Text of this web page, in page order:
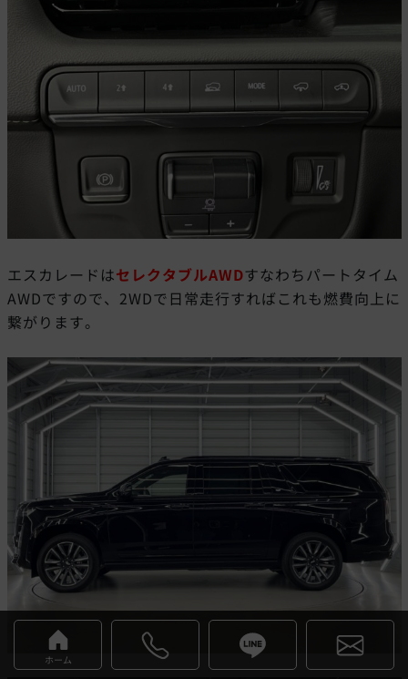
ホーム
エスカレードはセレクタブルAWDすなわちパートタイム
AWDですので、2WDで日常走行すればこれも燃費向上に
繋がります。